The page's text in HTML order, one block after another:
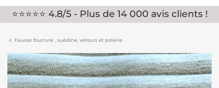
⭐⭐⭐⭐⭐ 4.8/5 - Plus de 14 000 avis clients !
Fausse fourrure , suédine, velours et polaire